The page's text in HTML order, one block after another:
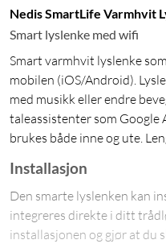
Nedis SmartLife Varmhvit
Smart lyslenke med wifi
Smart varmhvit lyslenke
mobilen (iOS/Android).
med musikk eller endre
taleassistenter som Google
brukes både inne og ute.
Installasjon
Den smarte lyslenken kan
integreres direkte i ditt
installasjonen og gjør at du